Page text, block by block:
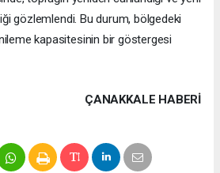
gözlemlendi. Bu durum, bölgedeki
kapasitesinin bir göstergesi
ÇANAKKALE HABERİ